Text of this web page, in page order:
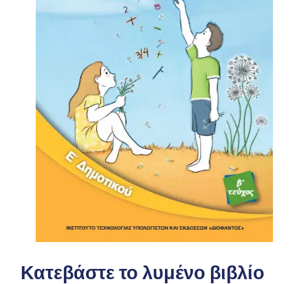
Κατεβάστε το λυμένο βιβλίο